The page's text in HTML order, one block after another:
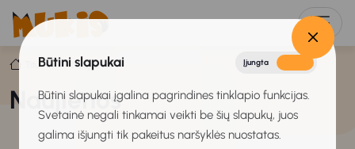
Būtini slapukai Įjungta
Būtini slapukai įgalina pagrindines tinklapio funkcijas.
Svetainė negali tinkamai veikti be šių slapukų, juos
galima išjungti tik pakeitus naršyklės nuostatas.
Titulinis Naujienos
Naujienos